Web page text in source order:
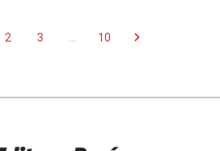
2 3 10 chevron_right